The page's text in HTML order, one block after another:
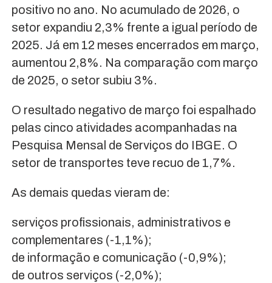
positivo no ano. No acumulado de 2026, o
setor expandiu 2,3% frente a igual período de
2025. Já em 12 meses encerrados em março,
aumentou 2,8%. Na comparação com março
de 2025, o setor subiu 3%.
O resultado negativo de março foi espalhado
pelas cinco atividades acompanhadas na
Pesquisa Mensal de Serviços do IBGE. O
setor de transportes teve recuo de 1,7%.
As demais quedas vieram de:
serviços profissionais, administrativos e
complementares (-1,1%);
de informação e comunicação (-0,9%);
de outros serviços (-2,0%);